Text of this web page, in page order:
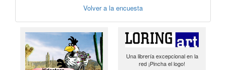
Volver a la encuesta
Una librería excepcional en la
red ¡Pincha el logo!